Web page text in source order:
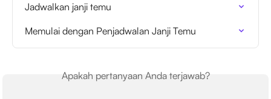
Jadwalkan janji temu
Memulai dengan Penjadwalan Janji Temu
Apakah pertanyaan Anda terjawab?